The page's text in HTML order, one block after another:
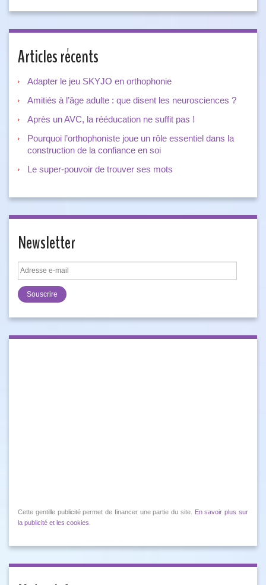
Articles récents
Adapter le jeu SKYJO en orthophonie
Amitiés à l’âge adulte : que disent les neurosciences ?
Après un AVC, la rééducation ne suffit pas !
Pourquoi l’orthophoniste joue un rôle essentiel dans la
construction de la confiance en soi
Le super-pouvoir de trouver ses mots
Newsletter
Adresse
e-
mail
Cette gentille publicité permet de financer une partie du site.
En savoir plus sur
la publicité et les cookies